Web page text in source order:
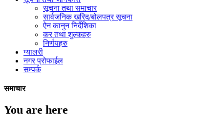
सूचना तथा समाचार
सार्वजनिक खरिद/बोलपत्र सूचना
ऐन कानुन निर्देशिका
कर तथा शुल्कहरु
निर्णयहरु
ग्यालरी
नगर प्रोफाईल
सम्पर्क
समाचार
You are here